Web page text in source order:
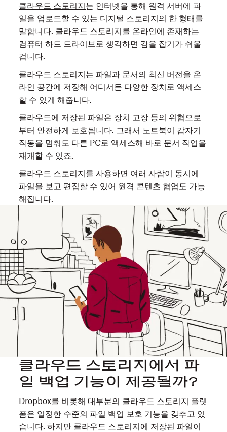
클라우드 스토리지는 인터넷을 통해 원격 서버에 파
일을 업로드할 수 있는 디지털 스토리지의 한 형태를
말합니다. 클라우드 스토리지를 온라인에 존재하는
컴퓨터 하드 드라이브로 생각하면 감을 잡기가 쉬울
겁니다.
클라우드 스토리지는 파일과 문서의 최신 버전을 온
라인 공간에 저장해 어디서든 다양한 장치로 액세스
할 수 있게 해줍니다.
클라우드에 저장된 파일은 장치 고장 등의 위협으로
부터 안전하게 보호됩니다. 그래서 노트북이 갑자기
작동을 멈춰도 다른 PC로 액세스해 바로 문서 작업을
재개할 수 있죠.
클라우드 스토리지를 사용하면 여러 사람이 동시에
파일을 보고 편집할 수 있어 원격 콘텐츠 협업도 가능
해집니다.
클라우드 스토리지에서 파
일 백업 기능이 제공될까?
Dropbox를 비롯해 대부분의 클라우드 스토리지 플랫
폼은 일정한 수준의 파일 백업 보호 기능을 갖추고 있
습니다. 하지만 클라우드 스토리지에 저장된 파일이